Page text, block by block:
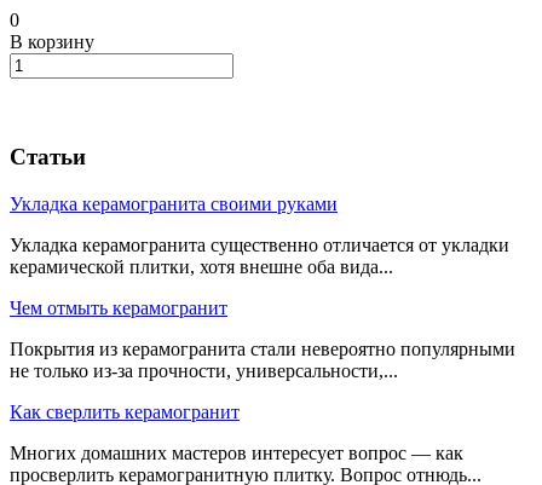
0
В корзину
Статьи
Укладка керамогранита своими руками
Укладка керамогранита существенно отличается от укладки
керамической плитки, хотя внешне оба вида...
Чем отмыть керамогранит
Покрытия из керамогранита стали невероятно популярными
не только из-за прочности, универсальности,...
Как сверлить керамогранит
Многих домашних мастеров интересует вопрос — как
просверлить керамогранитную плитку. Вопрос отнюдь...